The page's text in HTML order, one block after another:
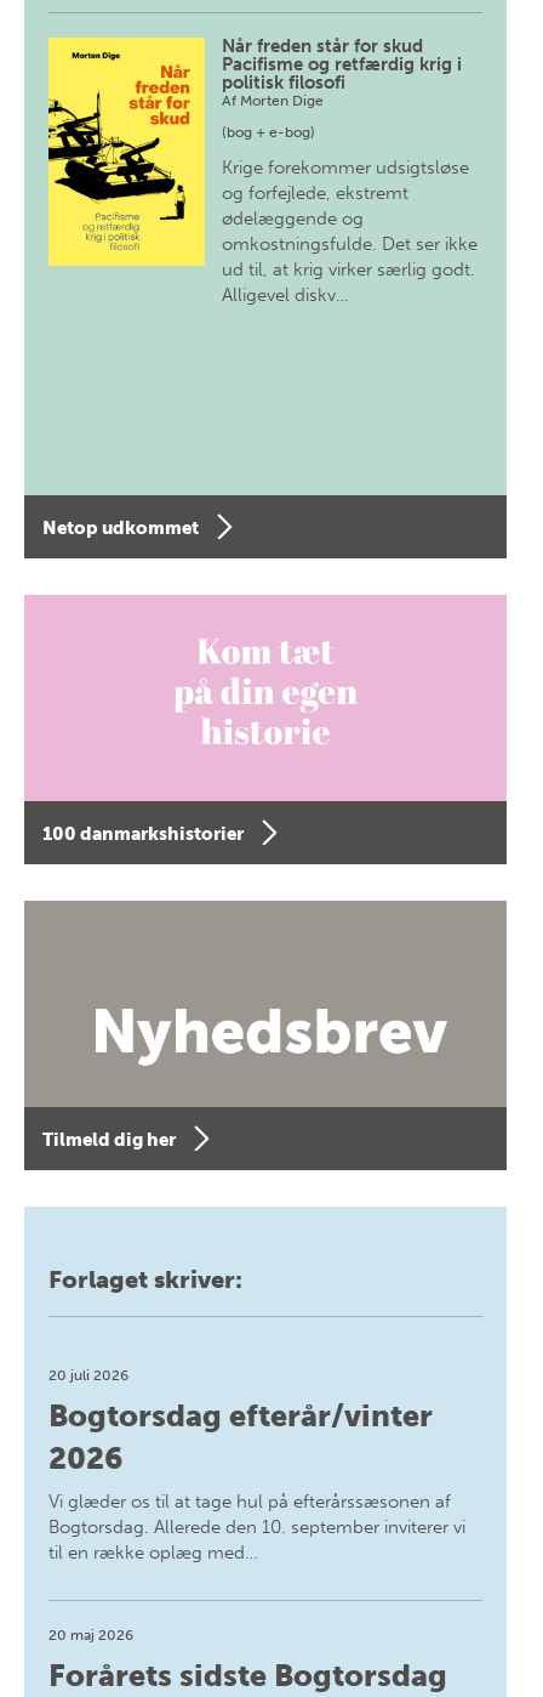
Når freden står for skud
Pacifisme og retfærdig krig i
politisk filosofi
Af Morten Dige
(bog + e-bog)
Krige forekommer udsigtsløse
og forfejlede, ekstremt
ødelæggende og
omkostningsfulde. Det ser ikke
ud til, at krig virker særlig godt.
Alligevel diskv…
Netop udkommet
100 danmarkshistorier
Tilmeld dig her
Forlaget skriver:
20 juli 2026
Bogtorsdag efterår/vinter
2026
Vi glæder os til at tage hul på efterårssæsonen af
Bogtorsdag. Allerede den 10. september inviterer vi
til en række oplæg med…
20 maj 2026
Forårets sidste Bogtorsdag